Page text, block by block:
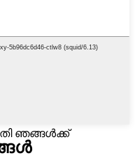
ഞങ്ങൾക്ക്